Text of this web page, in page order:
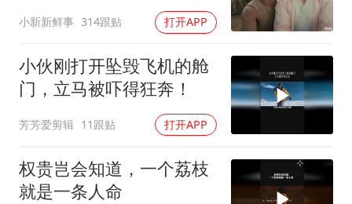
小新新鲜事 314跟贴 打开APP
小伙刚打开坠毁飞机的舱
门，立马被吓得狂奔！
芳芳爱剪辑 11跟贴 打开APP
权贵岂会知道，一个荔枝
就是一条人命